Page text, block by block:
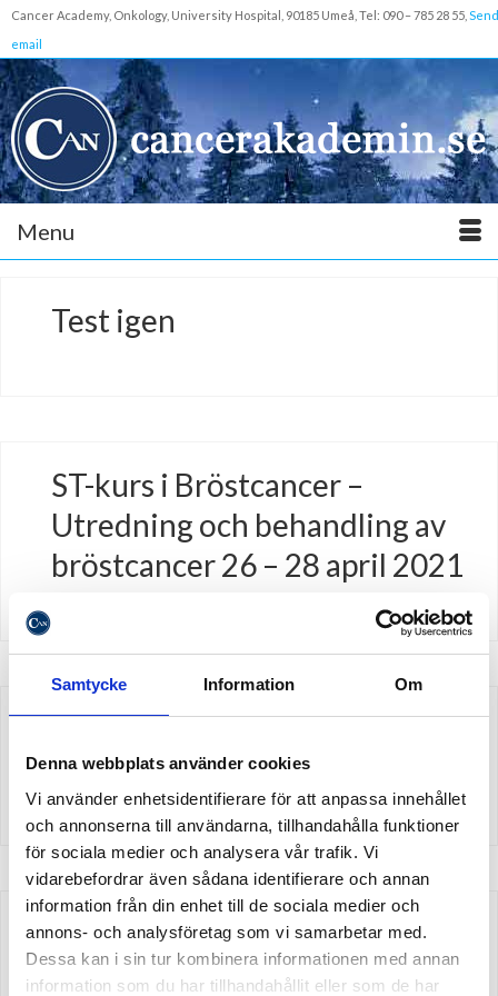
Samtycke Information Om
Denna webbplats använder cookies
Vi använder enhetsidentifierare för att anpassa innehållet
och annonserna till användarna, tillhandahålla funktioner
för sociala medier och analysera vår trafik. Vi
vidarebefordrar även sådana identifierare och annan
information från din enhet till de sociala medier och
annons- och analysföretag som vi samarbetar med.
Dessa kan i sin tur kombinera informationen med annan
information som du har tillhandahållit eller som de har
Cancer Academy, Onkology, University Hospital, 90185 Umeå, Tel: 090 – 785 28 55, Send
email
Menu
Test igen
ST-kurs i Bröstcancer –
Utredning och behandling av
bröstcancer 26 – 28 april 2021
5th Nordic Pathology Meeting
– Sweden 2019
C-kurs i Palliativ Medicin –
Umeå 4-8 febr 2019 – 3